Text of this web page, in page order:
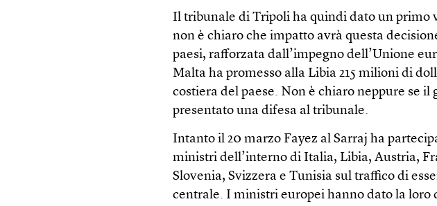
Il tribunale di Tripoli ha quindi dato un primo
non è chiaro che impatto avrà questa
paesi, rafforzata dall’impegno dell’Unione
Malta ha promesso alla Libia 215 milioni di
costiera del paese. Non è chiaro neppure se il
presentato una difesa al tribunale.
Intanto il 20 marzo Fayez al Sarraj ha
ministri dell’interno di Italia, Libia, Austria,
Slovenia, Svizzera e Tunisia sul traffico di
centrale. I ministri europei hanno dato la